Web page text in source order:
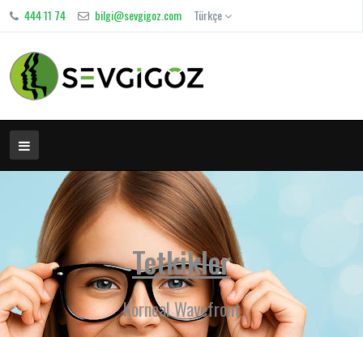
444 11 74 bilgi@sevgigoz.com Türkçe
Tetkikler
Korneal Wavefront